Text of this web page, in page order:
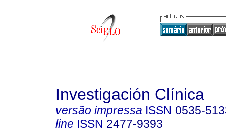
Investigación Clínica
versão impressa ISSN 0535-
line ISSN 2477-9393